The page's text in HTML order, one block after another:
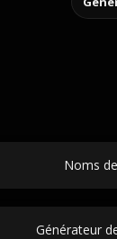
Noms
Générateur